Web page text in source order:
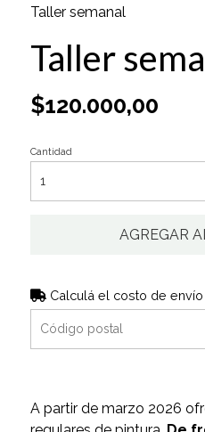
Taller semanal
Taller
$120.000,00
Cantidad
AGREGAR
Calculá el costo de envío
A partir de marzo 2026